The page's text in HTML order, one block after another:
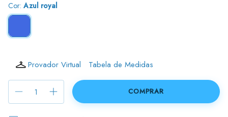
Cor: Azul royal
Provador Virtual Tabela de Medidas